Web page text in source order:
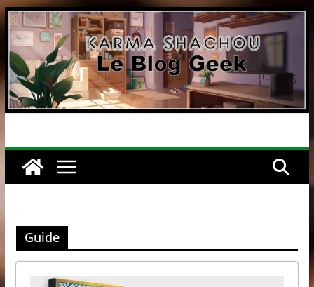
Passer
au
contenu
Guide